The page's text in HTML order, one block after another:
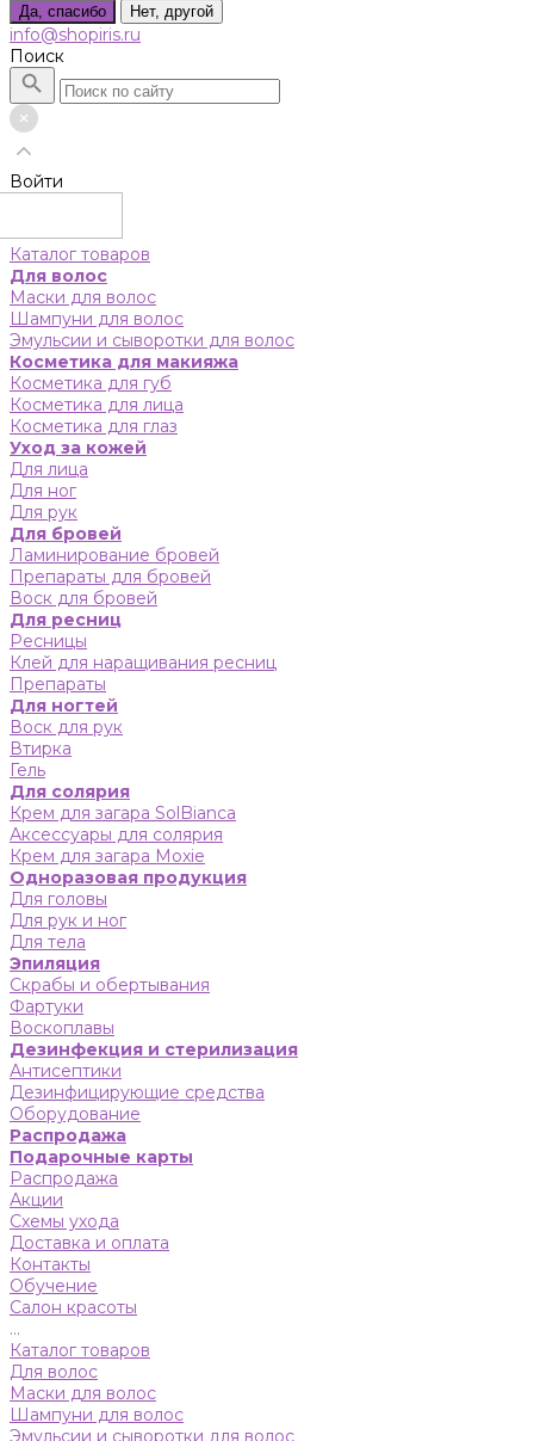
Да, спасибо Нет, другой
info@shopiris.ru
Поиск
Войти
Каталог товаров
Для волос
Маски для волос
Шампуни для волос
Эмульсии и сыворотки для волос
Косметика для макияжа
Косметика для губ
Косметика для лица
Косметика для глаз
Уход за кожей
Для лица
Для ног
Для рук
Для бровей
Ламинирование бровей
Препараты для бровей
Воск для бровей
Для ресниц
Ресницы
Клей для наращивания ресниц
Препараты
Для ногтей
Воск для рук
Втирка
Гель
Для солярия
Крем для загара SolBianca
Аксессуары для солярия
Крем для загара Moxie
Одноразовая продукция
Для головы
Для рук и ног
Для тела
Эпиляция
Скрабы и обертывания
Фартуки
Воскоплавы
Дезинфекция и стерилизация
Антисептики
Дезинфицирующие средства
Оборудование
Распродажа
Подарочные карты
Распродажа
Акции
Схемы ухода
Доставка и оплата
Контакты
Обучение
Салон красоты
...
Каталог товаров
Для волос
Маски для волос
Шампуни для волос
Эмульсии и сыворотки для волос